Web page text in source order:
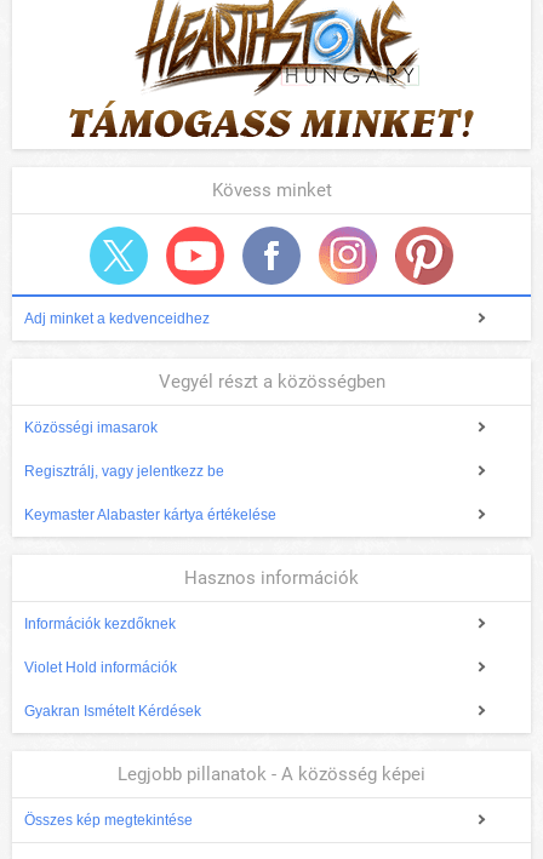
Kövess minket
Adj minket a kedvenceidhez
Vegyél részt a közösségben
Közösségi imasarok
Regisztrálj, vagy jelentkezz be
Keymaster Alabaster kártya értékelése
Hasznos információk
Információk kezdőknek
Violet Hold információk
Gyakran Ismételt Kérdések
Legjobb pillanatok - A közösség képei
Összes kép megtekintése